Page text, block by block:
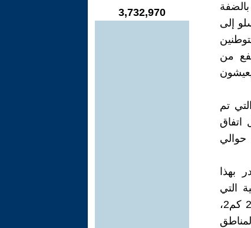
بالضفة
أوسلو إلى
عدد المستوطنين
وارتفع من
يعيشون
التي تم
اتفاق
قدرها حوالي
بهذا
التي
تسيطر عليها دولة الاحتلال وتخضع للعديد من الإجراءات الاحتلالية تبلغ 2380 كم2،
من مجمل المناطق
3,732,970